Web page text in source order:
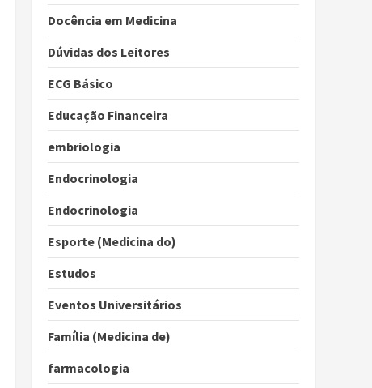
Docência em Medicina
Dúvidas dos Leitores
ECG Básico
Educação Financeira
embriologia
Endocrinologia
Endocrinologia
Esporte (Medicina do)
Estudos
Eventos Universitários
Família (Medicina de)
farmacologia